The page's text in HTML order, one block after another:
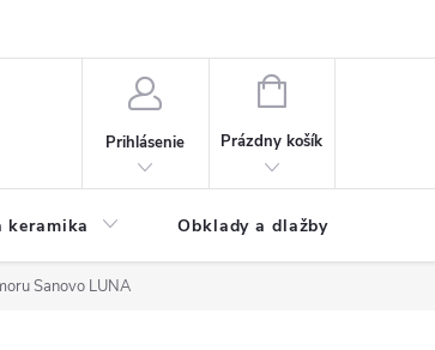
Prihlásenie
NÁKUPNÝ
Prázdny košík
keramika Obklady a dlažby
Sanovo LUNA